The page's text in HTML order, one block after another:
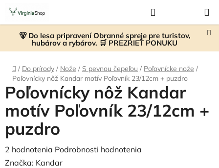
Prejsť
obsah
🐻 Do lesa pripravení Obranné spreje pre turistov,
hubárov a rybárov. 🛒 PREZRIEŤ PONUKU
KOŠÍK
Domov
/ Do prírody / Nože / S pevnou čepeľou / Poľovnícke nože /
Poľovnícky nôž Kandar motív Poľovník 23/12cm + puzdro
Poľovnícky nôž Kandar
motív Poľovník 23/12cm +
puzdro
Priemerné
hodnotenie
2 hodnotenia Podrobnosti hodnotenia
Značka: Kandar